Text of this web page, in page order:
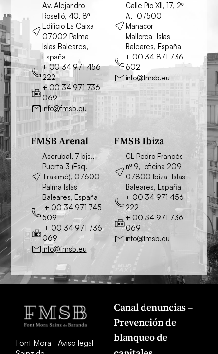
Av. Alejandro
Roselló, 40, 8º
Edificio La Caixa
07002 Palma
Islas Baleares,
España
+ 00 34 971 456
222
+ 00 34 971 736
069
info@fmsb.eu
Calle Pío XII, 17, 2º
A, 07500
Manacor
Mallorca Islas
Baleares, España
+ 00 34 871 736
602
info@fmsb.eu
FMSB Arenal
Asdrubal, 7 bjs.,
Puerta 3 (Esq.
Trasimé), 07600
Palma Islas
Baleares, España
+ 00 34 971 745
509
+ 00 34 971 736
069
info@fmsb.eu
FMSB Ibiza
CL Pedro Francés
nº 9, oficina 209,
07800 Ibiza Islas
Baleares, España
+ 00 34 971 456
222
+ 00 34 971 736
069
info@fmsb.eu
Font Mora
Aviso legal
Canal denuncias –
Prevención de
blanqueo de